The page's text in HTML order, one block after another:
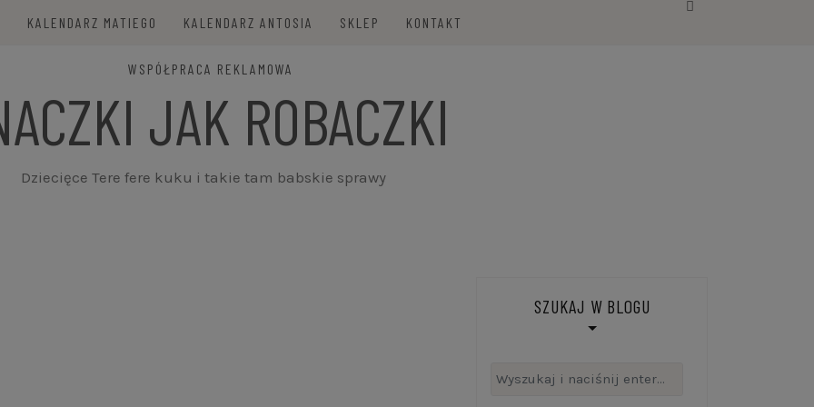
KALENDARZ MATIEGO KALENDARZ ANTOSIA SKLEP KONTAKT
WSPÓŁPRACA REKLAMOWA
JAK ROBACZKI
Dziecięce Tere fere kuku i takie tam babskie sprawy
SZUKAJ W BLOGU
Szukaj: